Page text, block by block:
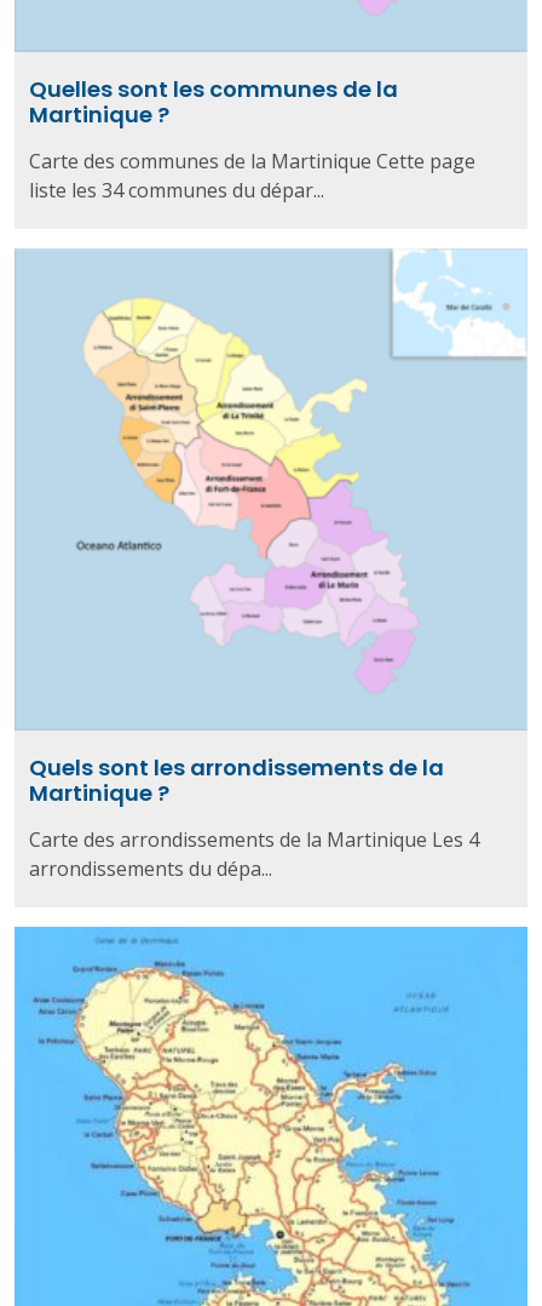
Quelles sont les communes de la
Martinique ?
Carte des communes de la Martinique Cette page
liste les 34 communes du dépar...
Quels sont les arrondissements de la
Martinique ?
Carte des arrondissements de la Martinique Les 4
arrondissements du dépa...